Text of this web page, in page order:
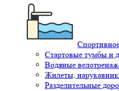
Стартовые тумбы и
Водяные
Жилеты,
Разделительные